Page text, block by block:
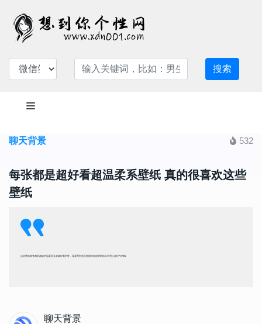
搜索
聊天背景 532
每张都是超好看超温柔系壁纸 真的很喜欢这些
壁纸
这组壁纸每张都是超级的温柔且又超级好看的呀，温柔系列的且很甜的高清壁纸给自己用上超洋气的哦。
聊天背景